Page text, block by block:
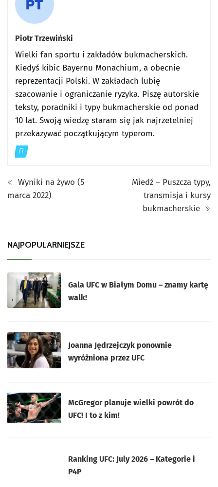
Piotr Trzewiński
Wielki fan sportu i zakładów bukmacherskich.
Kiedyś kibic Bayernu Monachium, a obecnie
reprezentacji Polski. W zakładach lubię
szacowanie i ograniczanie ryzyka. Piszę autorskie
teksty, poradniki i typy bukmacherskie od ponad
10 lat. Swoją wiedzę staram się jak najrzetelniej
przekazywać początkującym typerom.
Wyniki na żywo (5
marca 2022)
Miedź – Puszcza typy,
transmisja i kursy
bukmacherskie
NAJPOPULARNIEJSZE
Gala UFC w Białym Domu – znamy kartę
walk!
Joanna Jędrzejczyk ponownie
wyróżniona przez UFC
McGregor planuje wielki powrót do
UFC! I to z kim!
Ranking UFC: July 2026 – Kategorie i
P4P